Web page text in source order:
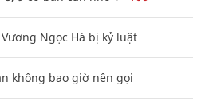
Ngọc Hà bị kỷ luật
không bao giờ nên gọi